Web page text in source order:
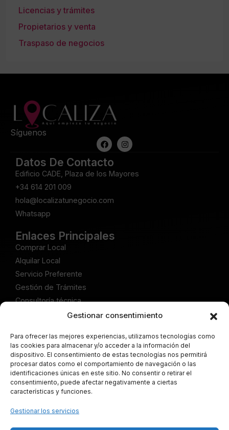
Licencias y trámites
Propietarios y venta
Traspaso de negocios
Síguenos
Datos De Contacto
Edificio CADE, Plaza de los Mayores
+34 614 201 009
hola@localizatunegocio.com
Whatsapp
Enlaces Principales
Comprar Local
Alquilar Local
Servicio Preferente
Gestión de Trámites
Consultoría técnica
Artículos Comprar Local
Artículos Alquilar Local
Articulos Servicio Preferente
Artículos Gestión de Trámites
Artículos Consultoría técnica
Legal
Gestionar consentimiento
Para ofrecer las mejores experiencias, utilizamos tecnologías como
las cookies para almacenar y/o acceder a la información del
dispositivo. El consentimiento de estas tecnologías nos permitirá
procesar datos como el comportamiento de navegación o las
identificaciones únicas en este sitio. No consentir o retirar el
consentimiento, puede afectar negativamente a ciertas
características y funciones.
Gestionar los servicios